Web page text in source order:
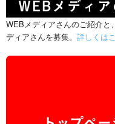
WEBメディアさんのご紹介と
ディアさんを募集。 詳しくは